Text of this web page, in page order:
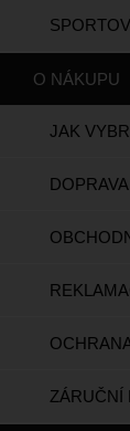
O NÁKUPU
JAK
ZÁRUČNÍ